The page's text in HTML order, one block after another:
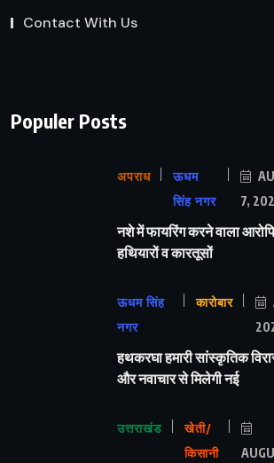
Contact With Us
Populer Posts
अपराध
ऊधम
सिंह नगर
7,
नशे में फायरिंग करने वाला
हथियारों व कारतूसों
ऊधम सिंह
नगर
कारोबार
हथकरघा हमारी सांस्कृतिक
और नवाचार से मिलेगी नई
उत्तराखंड
खेती/
किसानी